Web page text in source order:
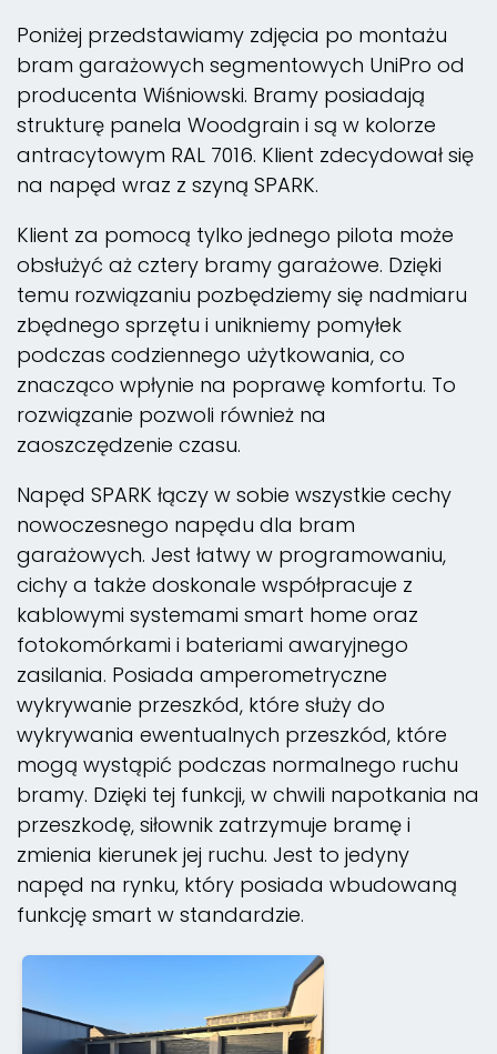
Poniżej przedstawiamy zdjęcia po montażu
bram garażowych segmentowych UniPro od
producenta Wiśniowski. Bramy posiadają
strukturę panela Woodgrain i są w kolorze
antracytowym RAL 7016. Klient zdecydował się
na napęd wraz z szyną SPARK.
Klient za pomocą tylko jednego pilota może
obsłużyć aż cztery bramy garażowe. Dzięki
temu rozwiązaniu pozbędziemy się nadmiaru
zbędnego sprzętu i unikniemy pomyłek
podczas codziennego użytkowania, co
znacząco wpłynie na poprawę komfortu. To
rozwiązanie pozwoli również na
zaoszczędzenie czasu.
Napęd SPARK łączy w sobie wszystkie cechy
nowoczesnego napędu dla bram
garażowych. Jest łatwy w programowaniu,
cichy a także doskonale współpracuje z
kablowymi systemami smart home oraz
fotokomórkami i bateriami awaryjnego
zasilania. Posiada amperometryczne
wykrywanie przeszkód, które służy do
wykrywania ewentualnych przeszkód, które
mogą wystąpić podczas normalnego ruchu
bramy. Dzięki tej funkcji, w chwili napotkania na
przeszkodę, siłownik zatrzymuje bramę i
zmienia kierunek jej ruchu. Jest to jedyny
napęd na rynku, który posiada wbudowaną
funkcję smart w standardzie.